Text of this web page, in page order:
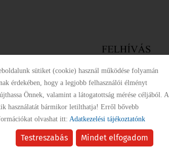
PÁLYÁZATOK
SZABÁLYZATOK
SZÁLLÁSHELYEK
Mindet elfogadom
Testreszabás
sütiket (cookie) használ működése folyamán
érdekében, hogy a legjobb felhasználói élményt
Önnek, valamint a látogatottság mérése céljából. A
használatát bármikor letilthatja! Erről bővebb
olvashat itt: Adatkezelési tájékoztatónk